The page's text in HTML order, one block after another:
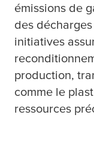
émissions de
des
initiatives
production,
comme le
ressources